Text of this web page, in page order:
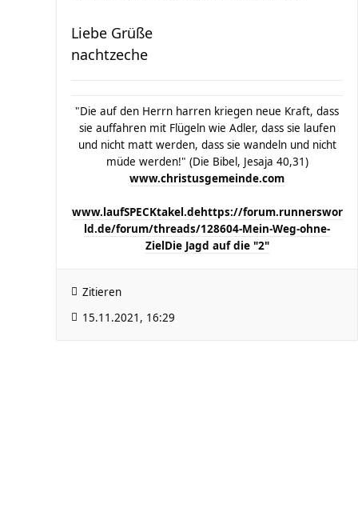
Liebe Grüße
nachtzeche
"Die auf den Herrn harren kriegen neue Kraft, dass
sie auffahren mit Flügeln wie Adler, dass sie laufen
und nicht matt werden, dass sie wandeln und nicht
müde werden!" (Die Bibel, Jesaja 40,31)
www.christusgemeinde.com
www.laufSPECKtakel.dehttps://forum.runnerswor
ld.de/forum/threads/128604-Mein-Weg-ohne-
ZielDie Jagd auf die "2"
Zitieren
15.11.2021, 16:29